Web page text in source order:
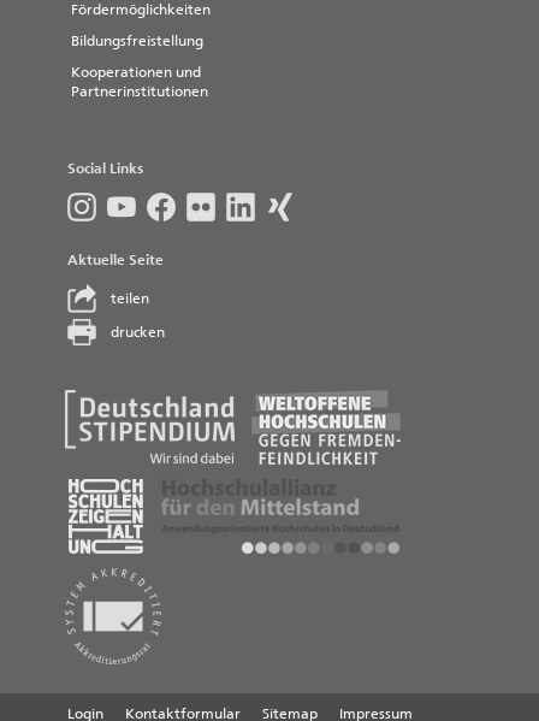
Fördermöglichkeiten
Bildungsfreistellung
Kooperationen und
Partnerinstitutionen
Social Links
Aktuelle Seite
teilen
drucken
Login Kontaktformular Sitemap Impressum